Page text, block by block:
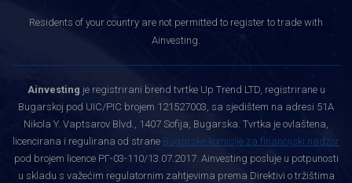
Residents of your country are not permitted to register to trade with
Ainvesting.
Ainvesting je registrirani brend tvrtke Up Trend LTD, registrirane u
Bugarskoj pod UIC/PIC brojem 121527003, sa sjedištem na adresi 51A
Nikola Y. Vaptsarov Blvd., 1407 Sofija, Bugarska. Tvrtka je ovlaštena,
licencirana i regulirana od strane Bugarske komisije za financijski nadzor
pod brojem licence РГ-03-110/13.07.2017. Ainvesting posluje u potpunosti
u skladu s važećim regulatornim zahtjevima prema Direktivi o tržištima